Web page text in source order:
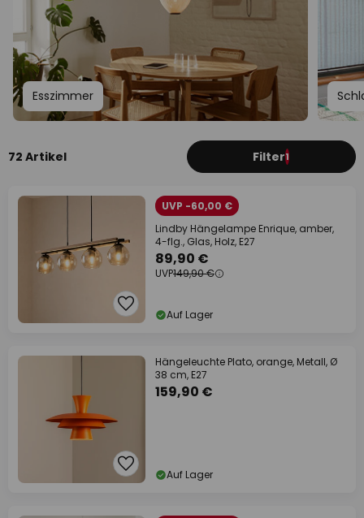
Esszimmer
72 Artikel Filter1
UVP -60,00 €
Lindby Hängelampe Enrique, amber,
4-flg., Glas, Holz, E27
89,90 €
UVP149,90 €
Auf Lager
Hängeleuchte Plato, orange, Metall, Ø
38 cm, E27
159,90 €
Auf Lager